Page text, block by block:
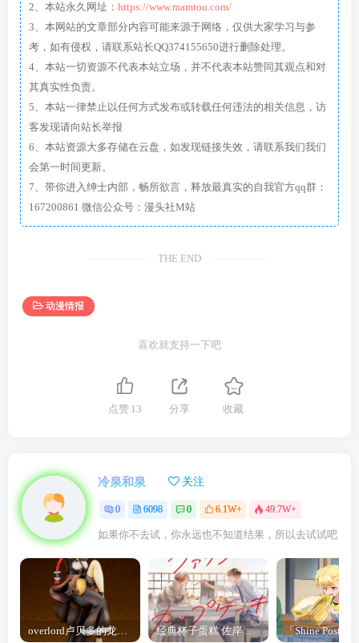
2、本站永久网址： https://www.mamtou.com/
3、本网站的文章部分内容可能来源于网络，仅供大家学习与参
考，如有侵权，请联系站长QQ374155650进行删除处理。
4、本站一切资源不代表本站立场，并不代表本站赞同其观点和对
其真实性负责。
5、本站一律禁止以任何方式发布或转载任何违法的相关信息，访
客发现请向站长举报
6、本站资源大多存储在云盘，如发现链接失效，请联系我们我们
会第一时间更新。
7、带你进入绅士内部，畅所欲言，释放最真实的自我官方qq群：
167200861 微信公众号：漫头社M站
THE END
动漫情报
喜欢就支持一下吧
点赞 13 分享 收藏
冷泉和泉 关注
0 6098 0 6.1W+ 49.7W+
如果你不去试，你永远也不知道结果，所以去试试吧
经典杯子蛋糕 佐岸 漫画「经典杯子蛋糕」宣布真人日剧化